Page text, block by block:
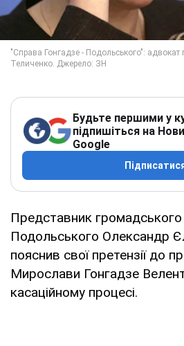
Будьте першими у
підпишіться на
Google
Представник громадського
Подольського Олександр
пояснив свої претензії до
Мирослави Гонгадзе
касаційному процесі.